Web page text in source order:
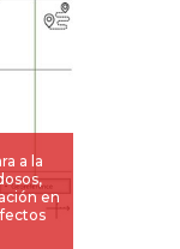
a la
en